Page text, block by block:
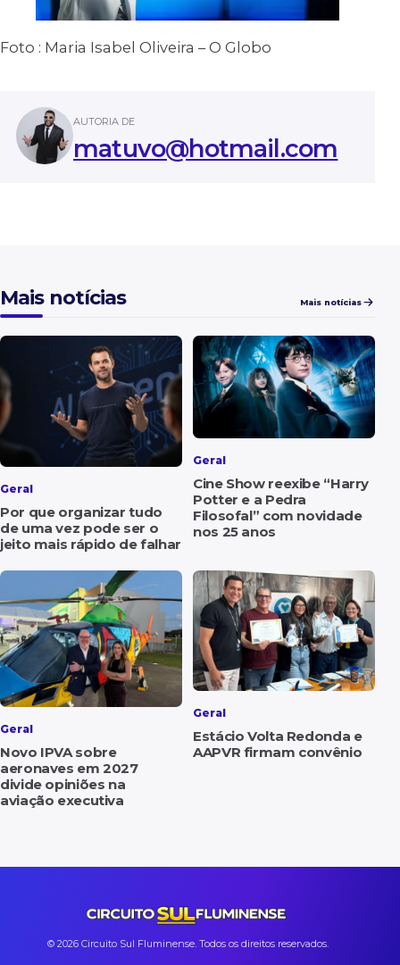
Foto : Maria Isabel Oliveira – O Globo
AUTORIA DE
matuvo@hotmail.com
Mais notícias Mais notícias
Geral
Por que organizar tudo
de uma vez pode ser o
jeito mais rápido de falhar
Geral
Cine Show reexibe “Harry
Potter e a Pedra
Filosofal” com novidade
nos 25 anos
Geral
Novo IPVA sobre
aeronaves em 2027
divide opiniões na
aviação executiva
Geral
Estácio Volta Redonda e
AAPVR firmam convênio
© 2026 Circuito Sul Fluminense. Todos os direitos reservados.